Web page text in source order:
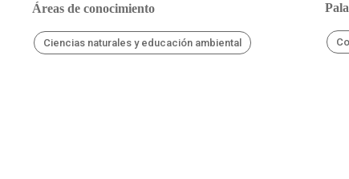
Áreas de conocimiento
Ciencias naturales y educación ambiental